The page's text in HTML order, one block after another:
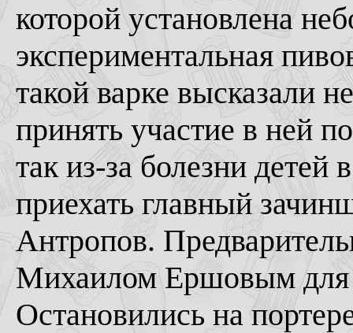
которой установлена
экспериментальная
такой варке высказали
принять участие в ней
так из-за болезни
приехать главный
Антропов.
Михаилом Ершовым для
Остановились на